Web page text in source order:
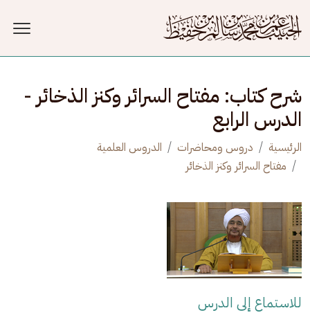
شرح كتاب: مفتاح السرائر وكنز الذخائر -
الدرس الرابع
الرئيسية دروس ومحاضرات
الدروس العلمية
مفتاح السرائر وكنز الذخائر
للاستماع إلى الدرس